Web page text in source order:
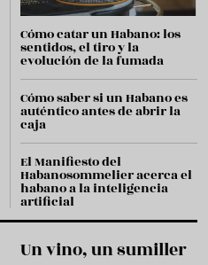
Cómo catar un Habano: los
sentidos, el tiro y la
evolución de la fumada
Cómo saber si un Habano es
auténtico antes de abrir la
caja
El Manifiesto del
Habanosommelier acerca el
habano a la inteligencia
artificial
Un vino, un sumiller